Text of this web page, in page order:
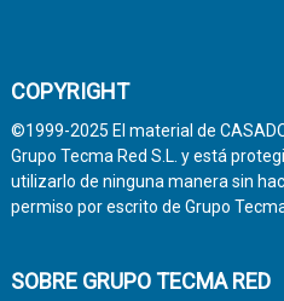
COPYRIGHT
©1999-2025 El material de
Grupo Tecma Red S.L. y está
utilizarlo de ninguna manera sin
permiso por escrito de Grupo Tecma
SOBRE GRUPO TECMA RED